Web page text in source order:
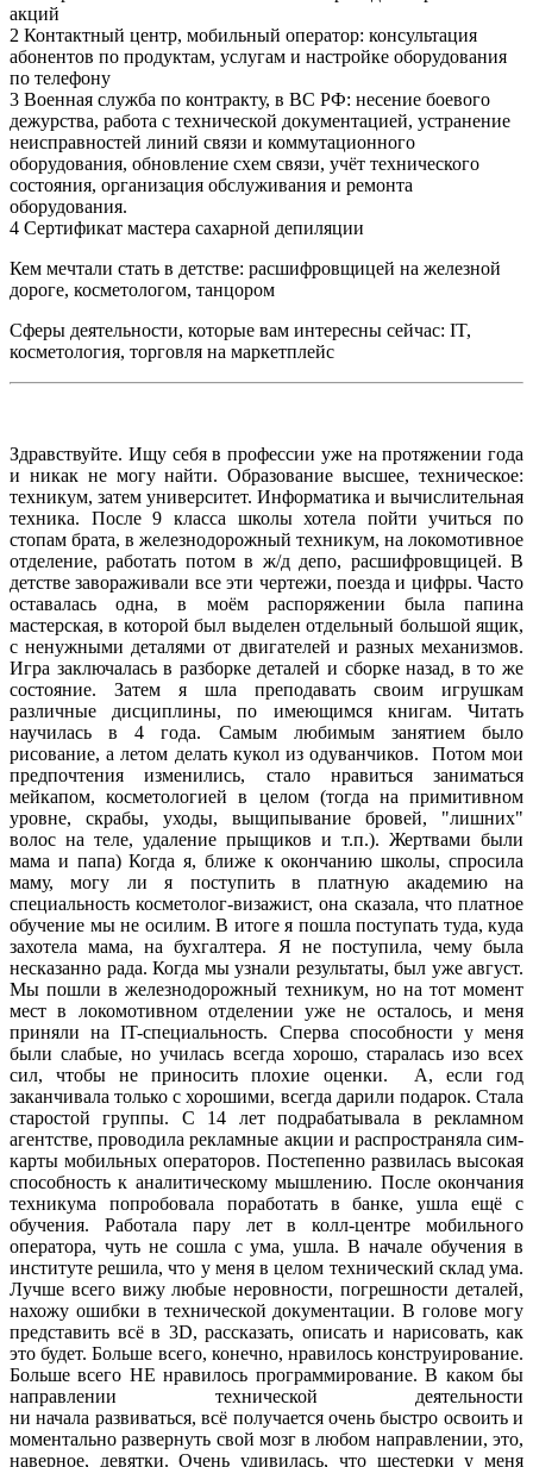
акций
2 Контактный центр, мобильный оператор: консультация
абонентов по продуктам, услугам и настройке оборудования
по телефону
3 Военная служба по контракту, в ВС РФ: несение боевого
дежурства, работа с технической документацией, устранение
неисправностей линий связи и коммутационного
оборудования, обновление схем связи, учёт технического
состояния, организация обслуживания и ремонта
оборудования.
4 Сертификат мастера сахарной депиляции
Кем мечтали стать в детстве: расшифровщицей на железной
дороге, косметологом, танцором
Сферы деятельности, которые вам интересны сейчас: IT,
косметология, торговля на маркетплейс
Здравствуйте. Ищу себя в профессии уже на протяжении года
и никак не могу найти. Образование высшее, техническое:
техникум, затем университет. Информатика и вычислительная
техника. После 9 класса школы хотела пойти учиться по
стопам брата, в железнодорожный техникум, на локомотивное
отделение, работать потом в ж/д депо, расшифровщицей. В
детстве завораживали все эти чертежи, поезда и цифры. Часто
оставалась одна, в моём распоряжении была папина
мастерская, в которой был выделен отдельный большой ящик,
с ненужными деталями от двигателей и разных механизмов.
Игра заключалась в разборке деталей и сборке назад, в то же
состояние. Затем я шла преподавать своим игрушкам
различные дисциплины, по имеющимся книгам. Читать
научилась в 4 года. Самым любимым занятием было
рисование, а летом делать кукол из одуванчиков. Потом мои
предпочтения изменились, стало нравиться заниматься
мейкапом, косметологией в целом (тогда на примитивном
уровне, скрабы, уходы, выщипывание бровей, "лишних"
волос на теле, удаление прыщиков и т.п.). Жертвами были
мама и папа) Когда я, ближе к окончанию школы, спросила
маму, могу ли я поступить в платную академию на
специальность косметолог-визажист, она сказала, что платное
обучение мы не осилим. В итоге я пошла поступать туда, куда
захотела мама, на бухгалтера. Я не поступила, чему была
несказанно рада. Когда мы узнали результаты, был уже август.
Мы пошли в железнодорожный техникум, но на тот момент
мест в локомотивном отделении уже не осталось, и меня
приняли на IT-специальность. Сперва способности у меня
были слабые, но училась всегда хорошо, старалась изо всех
сил, чтобы не приносить плохие оценки. А, если год
заканчивала только с хорошими, всегда дарили подарок. Стала
старостой группы. С 14 лет подрабатывала в рекламном
агентстве, проводила рекламные акции и распространяла сим-
карты мобильных операторов. Постепенно развилась высокая
способность к аналитическому мышлению. После окончания
техникума попробовала поработать в банке, ушла ещё с
обучения. Работала пару лет в колл-центре мобильного
оператора, чуть не сошла с ума, ушла. В начале обучения в
институте решила, что у меня в целом технический склад ума.
Лучше всего вижу любые неровности, погрешности деталей,
нахожу ошибки в технической документации. В голове могу
представить всё в 3D, рассказать, описать и нарисовать, как
это будет. Больше всего, конечно, нравилось конструирование.
Больше всего НЕ нравилось программирование. В каком бы
направлении технической деятельности
ни начала развиваться, всё получается очень быстро освоить и
моментально развернуть свой мозг в любом направлении, это,
наверное, девятки. Очень удивилась, что шестерки у меня